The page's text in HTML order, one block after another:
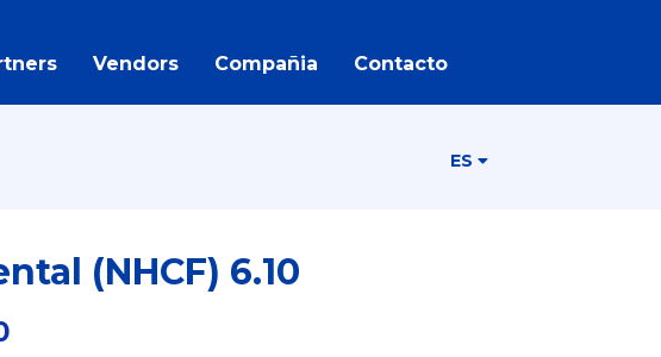
Vendors Compañia Contacto
ES
(NHCF) 6.10